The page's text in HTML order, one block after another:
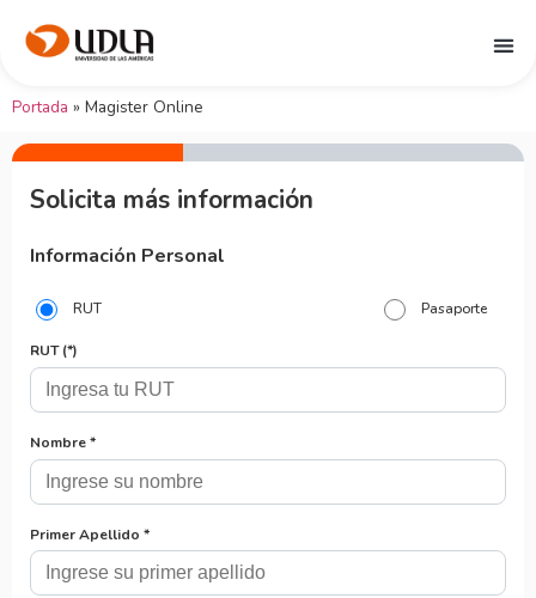
Portada » Magister Online